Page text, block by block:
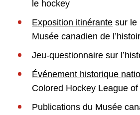
le hockey
Exposition itinérante sur le
Musée canadien de
Jeu-questionnaire sur
Événement historique
Colored Hockey League
Publications du Musée